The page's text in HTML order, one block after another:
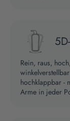
Rein, raus,
hochklappbar -
Arme in jeder